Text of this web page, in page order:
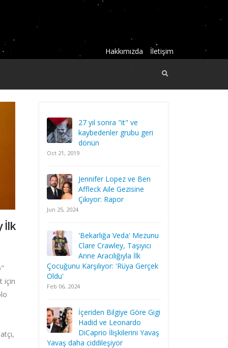
Hakkımızda İletişim
27 yıl sonra "it" ve
kaybedenler grubu geri
dönün
Oct 21, 2019
Jennifer Lopez ve Ben
Affleck Aile Gezisine
Çıkıyor: Rapor
Jun 25, 2024
'Bekarlığa Veda' Mezunu
Clare Crawley, Taşıyıcı
Anne Aracılığıyla İlk
Çocuğunu Karşılıyor: 'Rüya Gerçek
Oldu'
Feb 06, 2024
İçeriden Bilgiye Göre Gigi
Hadid ve Leonardo
DiCaprio İlişkilerini Yavaş
Yavaş daha ciddileşiyor
İlk
için